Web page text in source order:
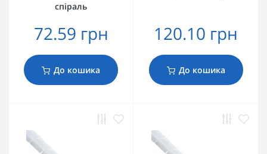
спіраль
72.59 грн
До кошика
120.10 грн
До кошика